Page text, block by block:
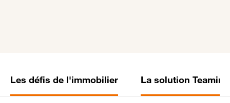
Les défis de l'immobilier La solution